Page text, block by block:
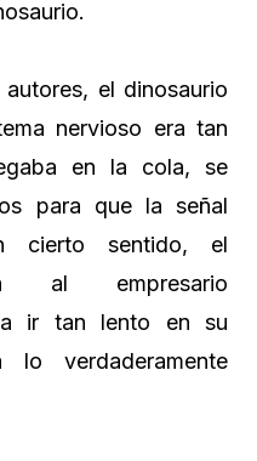
el dinosaurio
nervioso era tan
en la cola, se
para que la señal
cierto sentido, el
al empresario
ir tan lento en su
lo verdaderamente